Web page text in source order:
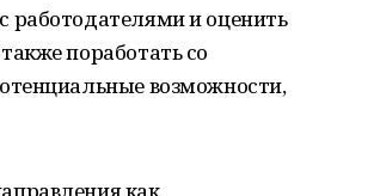
работодателями и оценить
поработать со
возможности,